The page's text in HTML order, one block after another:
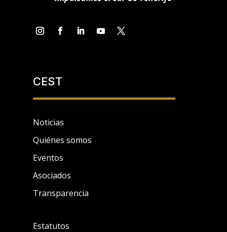
CEST
Noticias
Quiénes somos
Eventos
Asociados
Transparencia
Estatutos